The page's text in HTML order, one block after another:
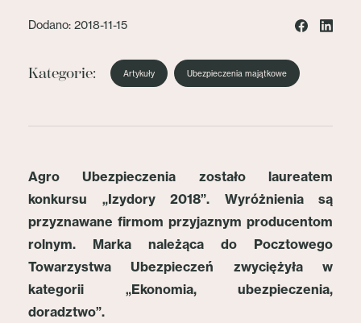
Dodano: 2018-11-15
Kategorie: Artykuły Ubezpieczenia majątkowe
Agro Ubezpieczenia zostało laureatem
konkursu „Izydory 2018”. Wyróżnienia są
przyznawane firmom przyjaznym producentom
rolnym. Marka należąca do Pocztowego
Towarzystwa Ubezpieczeń zwyciężyła w
kategorii „Ekonomia, ubezpieczenia,
doradztwo”.